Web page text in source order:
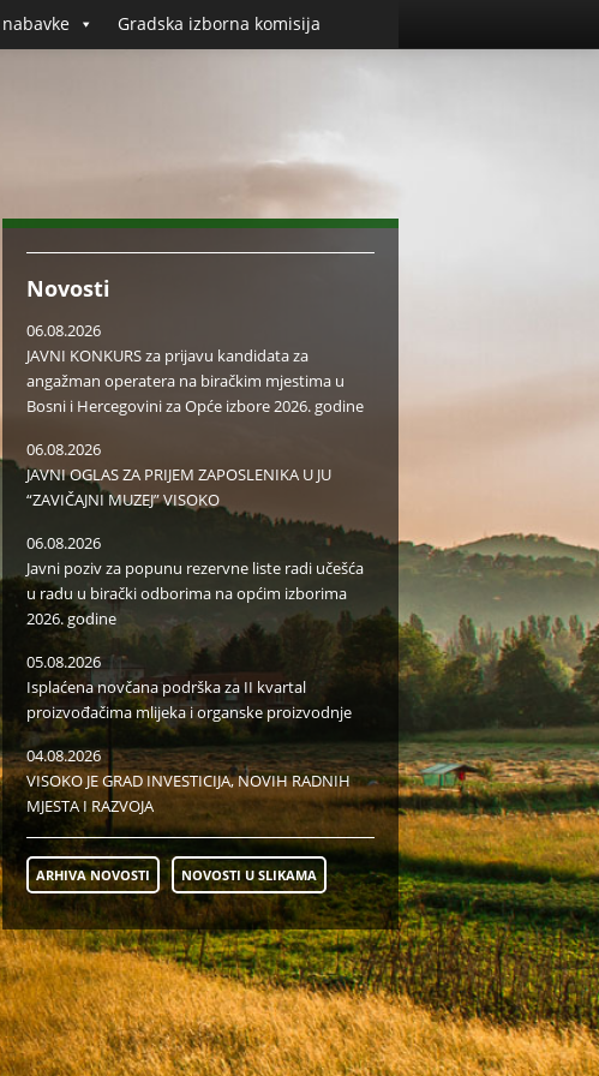
nabavke Gradska izborna komisija
Novosti
06.08.2026
JAVNI KONKURS za prijavu kandidata za
angažman operatera na biračkim mjestima u
Bosni i Hercegovini za Opće izbore 2026. godine
06.08.2026
JAVNI OGLAS ZA PRIJEM ZAPOSLENIKA U JU
“ZAVIČAJNI MUZEJ” VISOKO
06.08.2026
Javni poziv za popunu rezervne liste radi učešća
u radu u birački odborima na općim izborima
2026. godine
05.08.2026
Isplaćena novčana podrška za II kvartal
proizvođačima mlijeka i organske proizvodnje
04.08.2026
VISOKO JE GRAD INVESTICIJA, NOVIH RADNIH
MJESTA I RAZVOJA
ARHIVA NOVOSTI NOVOSTI U SLIKAMA